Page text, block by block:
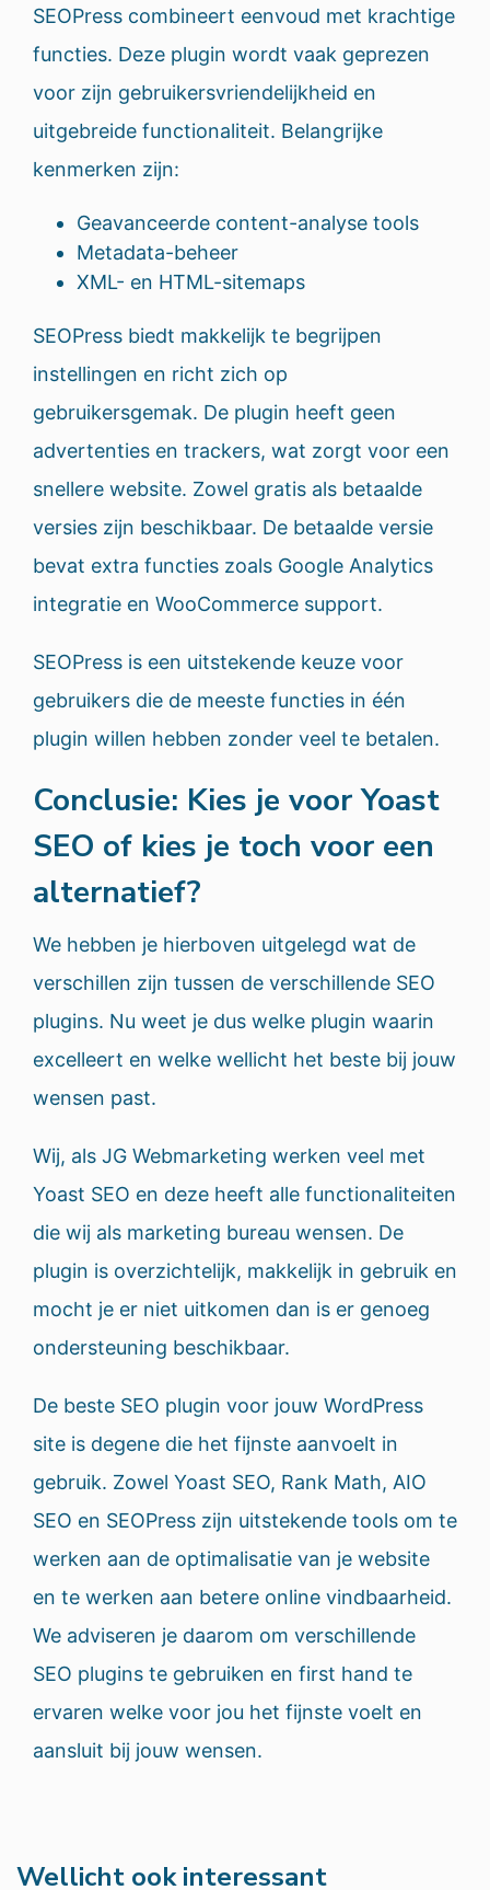
SEOPress combineert eenvoud met krachtige
functies. Deze plugin wordt vaak geprezen
voor zijn gebruikersvriendelijkheid en
uitgebreide functionaliteit. Belangrijke
kenmerken zijn:
Geavanceerde content-analyse tools
Metadata-beheer
XML- en HTML-sitemaps
SEOPress biedt makkelijk te begrijpen
instellingen en richt zich op
gebruikersgemak. De plugin heeft geen
advertenties en trackers, wat zorgt voor een
snellere website. Zowel gratis als betaalde
versies zijn beschikbaar. De betaalde versie
bevat extra functies zoals Google Analytics
integratie en WooCommerce support.
SEOPress is een uitstekende keuze voor
gebruikers die de meeste functies in één
plugin willen hebben zonder veel te betalen.
Conclusie: Kies je voor Yoast
SEO of kies je toch voor een
alternatief?
We hebben je hierboven uitgelegd wat de
verschillen zijn tussen de verschillende SEO
plugins. Nu weet je dus welke plugin waarin
excelleert en welke wellicht het beste bij jouw
wensen past.
Wij, als JG Webmarketing werken veel met
Yoast SEO en deze heeft alle functionaliteiten
die wij als marketing bureau wensen. De
plugin is overzichtelijk, makkelijk in gebruik en
mocht je er niet uitkomen dan is er genoeg
ondersteuning beschikbaar.
De beste SEO plugin voor jouw WordPress
site is degene die het fijnste aanvoelt in
gebruik. Zowel Yoast SEO, Rank Math, AIO
SEO en SEOPress zijn uitstekende tools om te
werken aan de optimalisatie van je website
en te werken aan betere online vindbaarheid.
We adviseren je daarom om verschillende
SEO plugins te gebruiken en first hand te
ervaren welke voor jou het fijnste voelt en
aansluit bij jouw wensen.
Wellicht ook interessant